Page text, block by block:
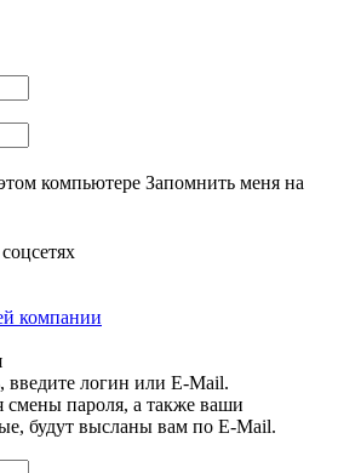
компьютере Запомнить меня на
компании
введите логин или E-Mail.
смены пароля, а также ваши
будут высланы вам по E-Mail.